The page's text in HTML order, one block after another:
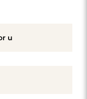
u